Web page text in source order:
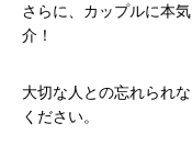
さらに、カップルに本
介！
大切な人との忘れられ
ください。